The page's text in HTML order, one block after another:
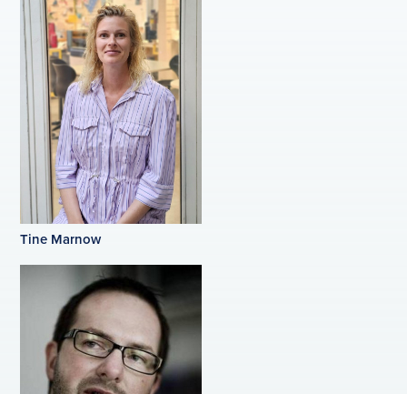
Tine Marnow